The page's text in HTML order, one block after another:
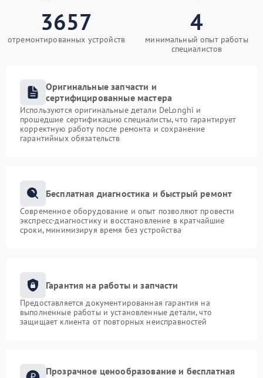
3657
отремонтированных устройств
4
минимальный опыт работы
специалистов
Оригинальные запчасти и
сертифицированные мастера
Используются оригинальные детали DeLonghi и
прошедшие сертификацию специалисты, что гарантирует
корректную работу после ремонта и сохранение
гарантийных обязательств
Бесплатная диагностика и быстрый ремонт
Современное оборудование и опыт позволяют провести
экспресс-диагностику и восстановление в кратчайшие
сроки, минимизируя время без устройства
Гарантия на работы и запчасти
Предоставляется документированная гарантия на
выполненные работы и установленные детали, что
защищает клиента от повторных неисправностей
Прозрачное ценообразование и бесплатная